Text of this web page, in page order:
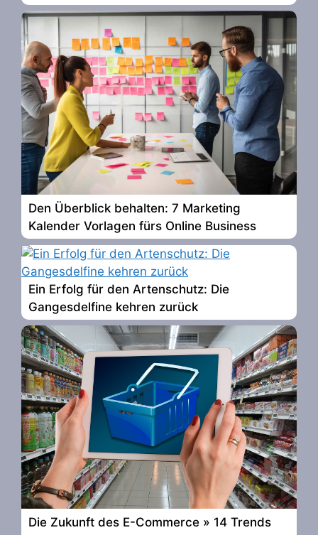
Den Überblick behalten: 7 Marketing
Kalender Vorlagen fürs Online Business
Ein Erfolg für den Artenschutz: Die
Gangesdelfine kehren zurück
Die Zukunft des E-Commerce » 14 Trends